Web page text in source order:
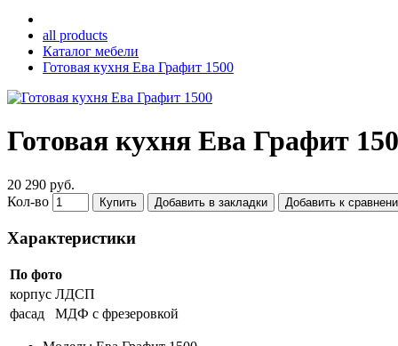
all products
Каталог мебели
Готовая кухня Ева Графит 1500
Готовая кухня Ева Графит
20 290 руб.
Кол-во
Купить Добавить в закладки Добавить к
Характеристики
По фото
корпус ЛДСП
фасад
МДФ с фрезеровкой